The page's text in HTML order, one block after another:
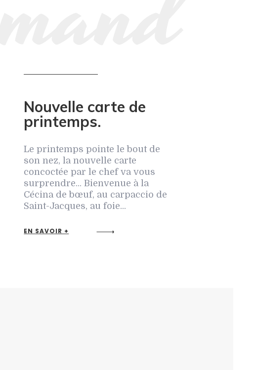
Nouvelle carte de
printemps.
Le printemps pointe le bout de
son nez, la nouvelle carte
concoctée par le chef va vous
surprendre... Bienvenue à la
Cécina de bœuf, au carpaccio de
Saint-Jacques, au foie...
EN SAVOIR +